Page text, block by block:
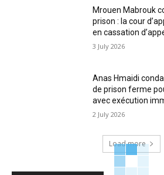
Mrouen Mabrouk
prison : la cour
en cassation
3 July 2026
Anas Hmaidi
de prison ferme
avec exécution
2 July 2026
Load more